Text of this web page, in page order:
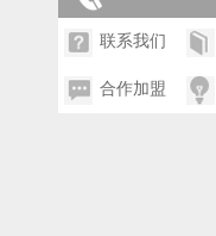
联系我们
合作加盟